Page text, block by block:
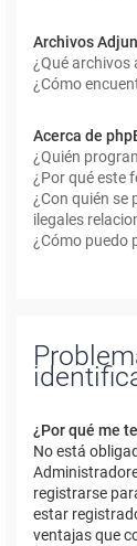
Archivos
¿Qué
¿Cómo
Acerca de
¿Quién
¿Por qué este
¿Con quién se
ilegales
¿Cómo puedo
¿Por qué me
No está
registrarse
estar
ventajas que